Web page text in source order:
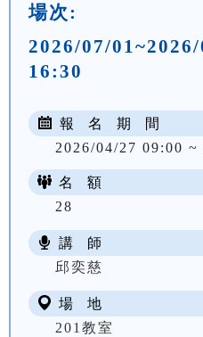
場次:
2026/07/
16:30
報 名 期 間
2026/04/27 09:00
名 額
28
講 師
邱奕慈
場 地
201教室